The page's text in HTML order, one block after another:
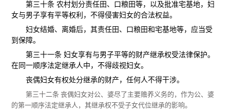
第三十条 农村划分责任田、口粮田等，以及批准宅基地，妇
女与男子享有平等权利，不得侵害妇女的合法权益。
妇女结婚、离婚后，其责任田、口粮田和宅基地等，应当受
到保障。
第三十一条 妇女享有与男子平等的财产继承权受法律保护。
在同一顺序法定继承人中，不得歧视妇女。
丧偶妇女有权处分继承的财产，任何人不得干涉。
第三十二条 丧偶妇女对公、婆尽了主要赡养义务的，作为公、婆
的第一顺序法定继承人，其继承权不受子女代位继承的影响。